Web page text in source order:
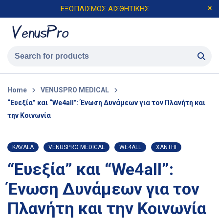
ΕΞΟΠΛΙΣΜΟΣ ΑΙΣΘΗΤΙΚΗΣ
Home
VENUSPRO MEDICAL
“Ευεξία” και “We4all”: Ένωση Δυνάμεων για τον Πλανήτη και
την Κοινωνία
KAVALA VENUSPRO MEDICAL WE4ALL XANTHI
“Ευεξία” και “We4all”:
Ένωση Δυνάμεων για τον
Πλανήτη και την Κοινωνία